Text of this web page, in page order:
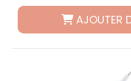
AJOUTER